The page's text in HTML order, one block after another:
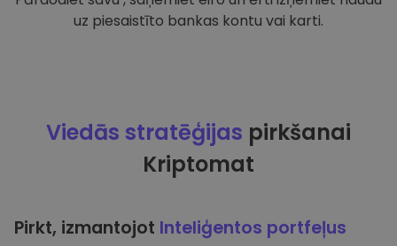
uz piesaistīto bankas kontu vai karti.
Viedās stratēģijas pirkšanai
Kriptomat
Pirkt, izmantojot Inteliģentos portfeļus